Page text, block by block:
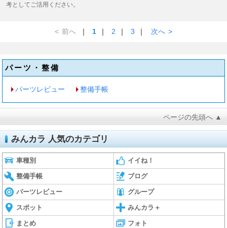
考としてご活用ください。
< 前へ ｜ 1 ｜ 2 ｜ 3 ｜ 次へ >
パーツ・整備
パーツレビュー 整備手帳
ページの先頭へ ▲
みんカラ 人気のカテゴリ
車種別 イイね！
整備手帳 ブログ
パーツレビュー グループ
スポット みんカラ＋
まとめ フォト